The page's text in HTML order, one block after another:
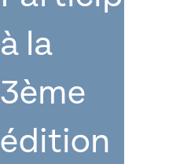
à la
3ème
édition